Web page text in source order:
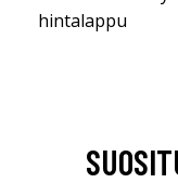
hintalappu